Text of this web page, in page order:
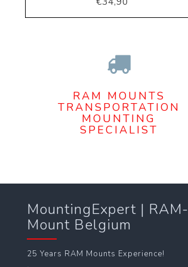
RAM MOUNTS
TRANSPORTATION
MOUNTING
SPECIALIST
MountingExpert | RAM-
Mount Belgium
25 Years RAM Mounts Experience!